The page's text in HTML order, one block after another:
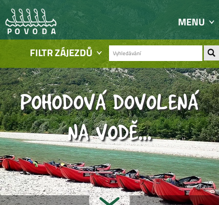
MENU
FILTR ZÁJEZDŮ
POHODOVÁ DOVOLENÁ
NA VODĚ...